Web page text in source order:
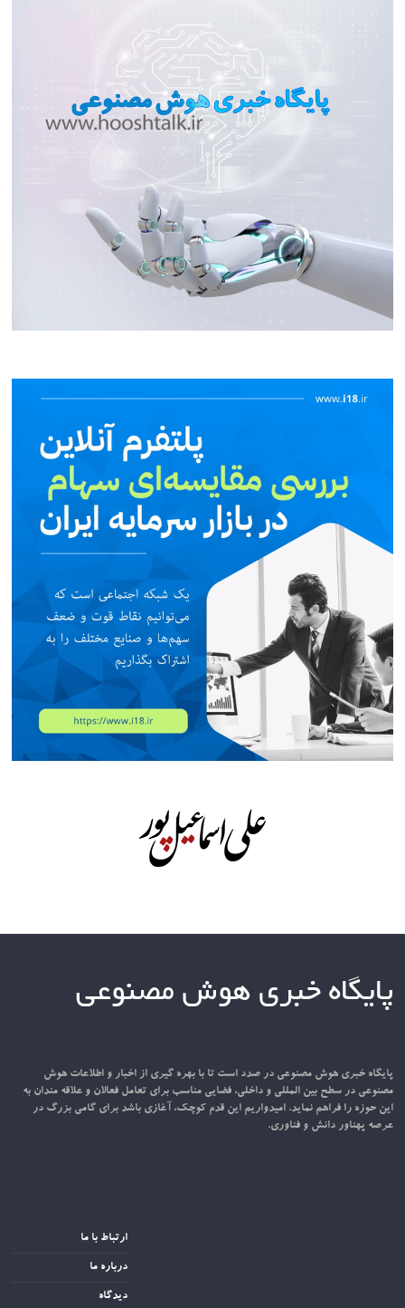
پایگاه خبری هوش مصنوعی
پایگاه خبری هوش مصنوعی در صدد است تا با بهره گیری از اخبار و اطلاعات هوش
مصنوعی در سطح بین المللی و داخلی، فضایی مناسب برای تعامل فعالان و علاقه مندان به
این حوزه را فراهم نماید. امیدواریم این قدم کوچک، آغازی باشد برای گامی بزرگ در
عرصه پهناور دانش و فناوری.
ارتباط با ما
درباره ما
دیدگاه